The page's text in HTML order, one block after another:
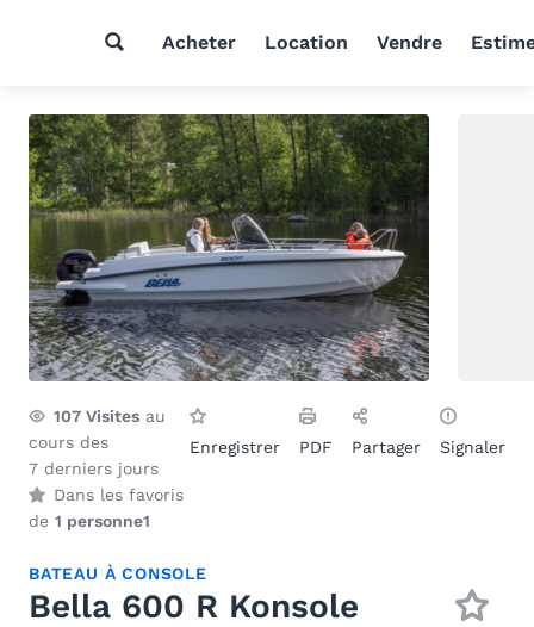
Acheter Location Vendre
107 Visites au
cours des
7 derniers jours
Dans les favoris
de 1 personne1
Enregistrer PDF Partager Signaler
BATEAU À CONSOLE
Bella 600 R Konsole